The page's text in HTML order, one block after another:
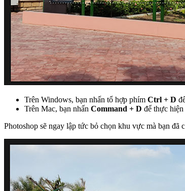
Trên Windows, bạn nhấn tổ hợp phím Ctrl + D
Trên Mac, bạn nhấnCommand + Dđể thực
Photoshop sẽ ngay lập tức bỏ chọn khu vực mà bạn đã